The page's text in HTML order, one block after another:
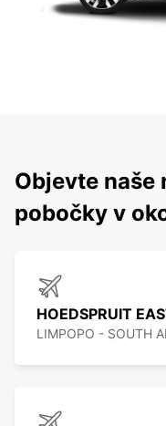
Objevte naše
pobočky v
HOEDSPRUIT
LIMPOPO - SOUTH